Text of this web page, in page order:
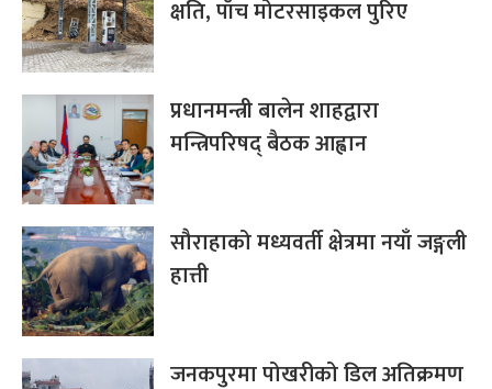
क्षति, पाँच मोटरसाइकल पुरिए
प्रधानमन्त्री बालेन शाहद्वारा
मन्त्रिपरिषद् बैठक आह्वान
सौराहाको मध्यवर्ती क्षेत्रमा नयाँ जङ्गली
हात्ती
जनकपुरमा पोखरीको डिल अतिक्रमण